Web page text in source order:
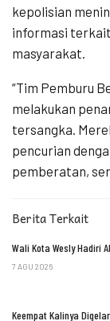
kepolisian
informasi
masyarakat.
“Tim Pemburu
melakukan
tersangka.
pencurian
pemberatan,
Berita Terkait
Wali Kota Wesly Hadiri
7 AGU 2026
Keempat Kalinya